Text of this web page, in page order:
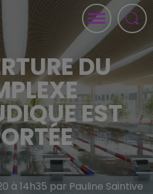
DU
EST
à 14h35 par Pauline Saintive